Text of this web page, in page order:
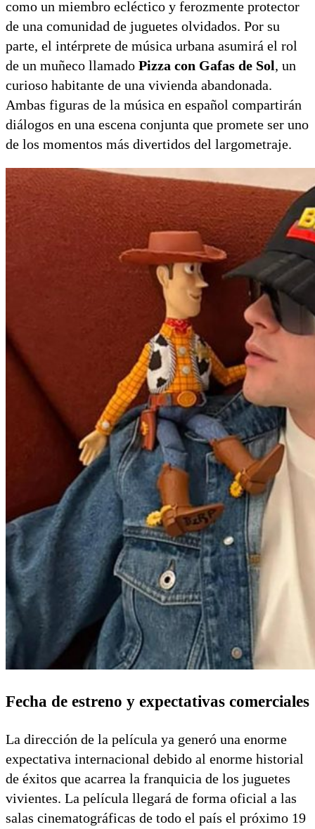
como un miembro ecléctico y ferozmente protector
de una comunidad de juguetes olvidados. Por su
parte, el intérprete de música urbana asumirá el rol
de un muñeco llamado Pizza con Gafas de Sol, un
curioso habitante de una vivienda abandonada.
Ambas figuras de la música en español compartirán
diálogos en una escena conjunta que promete ser uno
de los momentos más divertidos del largometraje.
Fecha de estreno y expectativas comerciales
La dirección de la película ya generó una enorme
expectativa internacional debido al enorme historial
de éxitos que acarrea la franquicia de los juguetes
vivientes. La película llegará de forma oficial a las
salas cinematográficas de todo el país el próximo 19